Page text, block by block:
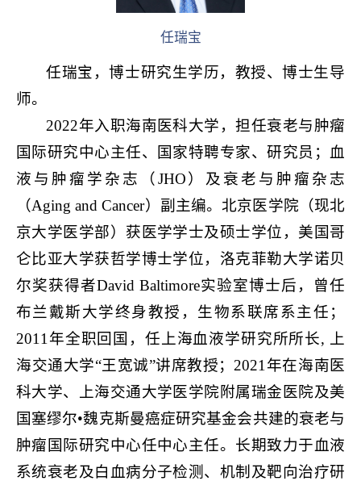
任瑞宝
任瑞宝，博士研究生学历，教授、博士生导
师。
2022年入职海南医科大学，担任衰老与肿瘤
国际研究中心主任、国家特聘专家、研究员；血
液与肿瘤学杂志（JHO）及衰老与肿瘤杂志
（Aging and Cancer）副主编。北京医学院（现北
京大学医学部）获医学学士及硕士学位，美国哥
仑比亚大学获哲学博士学位，洛克菲勒大学诺贝
尔奖获得者David Baltimore实验室博士后，曾任
布兰戴斯大学终身教授，生物系联席系主任；
2011年全职回国，任上海血液学研究所所长,
上
海交通大学“王宽诚”讲席教授； 2021年在海南医
科大学、上海交通大学医学院附属瑞金医院及美
国塞缪尔•魏克斯曼癌症研究基金会共建的衰老与
肿瘤国际研究中心任中心主任。长期致力于血液
系统衰老及白血病分子检测、机制及靶向治疗研